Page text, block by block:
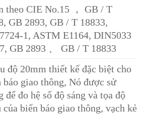
theo CIE No.15 ， GB / T
GB 2893, GB / T 18833,
1, ASTM E1164, DIN5033
GB 2893 、 GB / T 18833
độ 20mm thiết kế đặc biệt cho
báo giao thông, Nó được sử
để đo hệ số độ sáng và tọa độ
của biển báo giao thông, vạch kẻ